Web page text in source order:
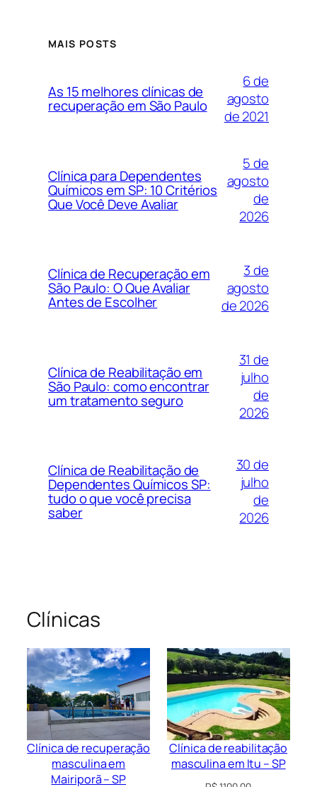
MAIS POSTS
As 15 melhores clínicas de
recuperação em São Paulo
6 de
agosto
de 2021
Clínica para Dependentes
Químicos em SP: 10 Critérios
Que Você Deve Avaliar
5 de
agosto
de
2026
Clínica de Recuperação em
São Paulo: O Que Avaliar
Antes de Escolher
3 de
agosto
de 2026
Clínica de Reabilitação em
São Paulo: como encontrar
um tratamento seguro
31 de
julho
de
2026
Clínica de Reabilitação de
Dependentes Químicos SP:
tudo o que você precisa
saber
30 de
julho
de
2026
Clínicas
Clínica de recuperação
masculina em
Mairiporã – SP
Clínica de reabilitação
masculina em Itu – SP